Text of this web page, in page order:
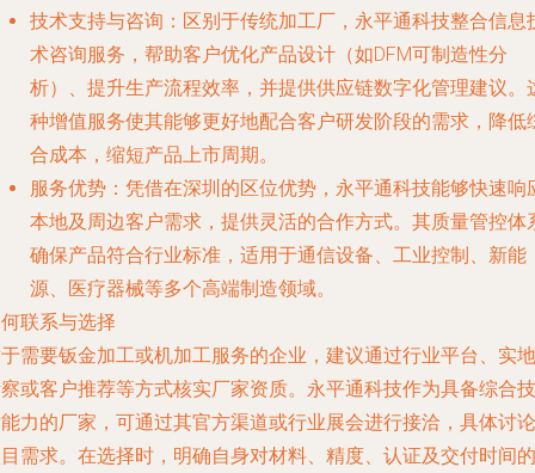
技术支持与咨询 ：区别于传统加工厂，永平通科技整合信息
术咨询服务，帮助客户优化产品设计（如DFM可制造性分
析）、提升生产流程效率，并提供供应链数字化管理建议。
种增值服务使其能够更好地配合客户研发阶段的需求，降低
合成本，缩短产品上市周期。
服务优势 ：凭借在深圳的区位优势，永平通科技能够快速响
本地及周边客户需求，提供灵活的合作方式。其质量管控体
确保产品符合行业标准，适用于通信设备、工业控制、新能
源、医疗器械等多个高端制造领域。
联系与选择
需要钣金加工或机加工服务的企业，建议通过行业平台、实地
或客户推荐等方式核实厂家资质。永平通科技作为具备综合技
力的厂家，可通过其官方渠道或行业展会进行接洽，具体讨论
需求。在选择时，明确自身对材料、精度、认证及交付时间的